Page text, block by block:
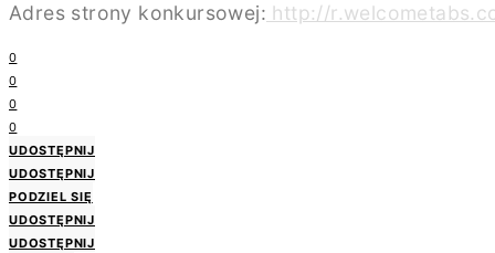
Adres strony konkursowej: http://
0
0
0
0
UDOSTĘPNIJ
UDOSTĘPNIJ
PODZIEL SIĘ
UDOSTĘPNIJ
UDOSTĘPNIJ